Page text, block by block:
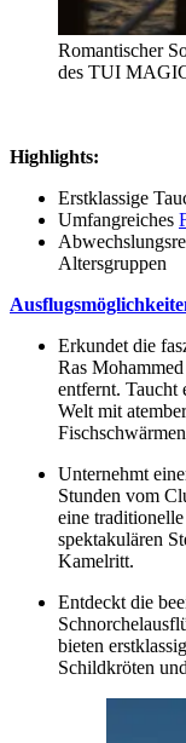
Romantischer
des TUI
Highlights:
Erstklassige
Umfangreiches
Altersgruppen
Erkundet die
Ras
entfernt. Taucht
Welt mit
Unternehmt
Stunden vom
eine
spektakulären
Kamelritt.
Entdeckt die
bieten
Schildkröten